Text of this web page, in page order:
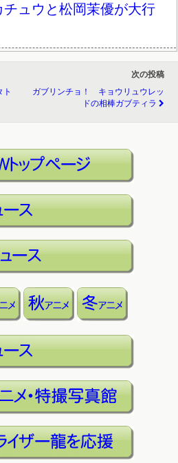
チュウと松岡茉優が大行
ト
次の投稿
ガブリンチョ！ キョウリュウレッ
ドの相棒ガブティラ